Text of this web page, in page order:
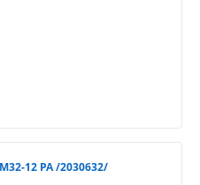
redukce OBO 107 R M32-12 PA /2030632/